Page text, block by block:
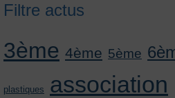
Filtre actus
3ème 4ème 5ème
plastiques
association